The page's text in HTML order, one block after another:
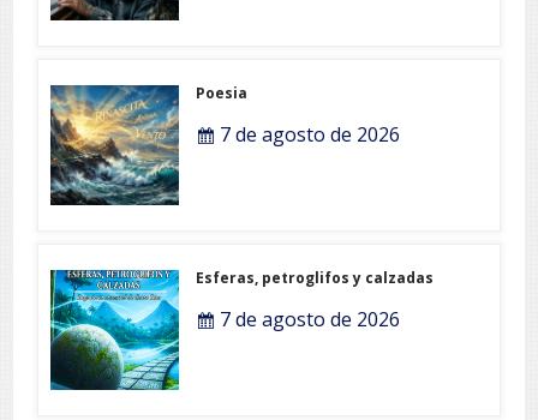
Poesia
7 de agosto de 2026
Esferas, petroglifos y calzadas
7 de agosto de 2026